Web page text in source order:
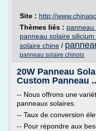
Site : http://
Thèmes liés : panneau
panneau solaire
solaire chine /
panneau solaire chinois
20W Panneau
Custom Panneau
-- Nous offrons une
panneaux solaires.
-- Taux de conversion
-- Pour répondre aux